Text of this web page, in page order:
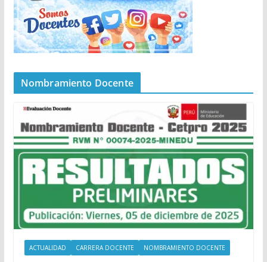
Nombramiento Docente
ACTUALIDAD CARRERA DOCENTE NOMBRAMIENTO DOCENTE